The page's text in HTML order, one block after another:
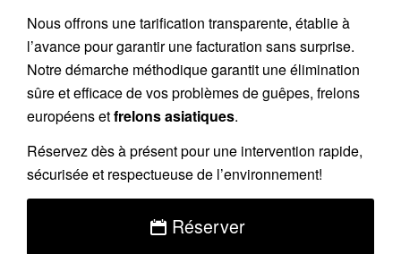
Nous offrons unetarification transparente, établie à
l’avance pour garantir une facturation sans surprise.
Notre démarche méthodique garantit une élimination
sûre et efficace de vos problèmes de guêpes, frelons
européens etfrelons asiatiques.
Réservezdès à présent pour une intervention rapide,
sécurisée et respectueuse de l’environnement!
Réserver